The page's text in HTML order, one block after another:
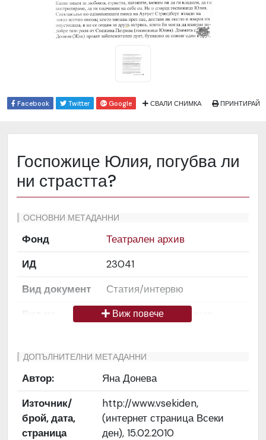
Facebook Twitter Google СВАЛИ СНИМКА ПРИНТИРАЙ
Госпожице Юлия, погубва ли
ни страстта?
ОСНОВНИ МЕТАДАННИ
Фонд
Театрален архив
ИД
23041
Вид документ
Статия/интервю
Снимка / изображение
Език на
Български
Права за
ползване
Да се цитира източник:
„Художествен архив НТ
„Иван Вазов“
Виж повече
ДОПЪЛНИТЕЛНИ МЕТАДАННИ
Автор:
Яна Донева
Източник/
брой, дата,
страница
http://www.vsekiden,
(интернет страница Всеки
ден), 15.02.2010